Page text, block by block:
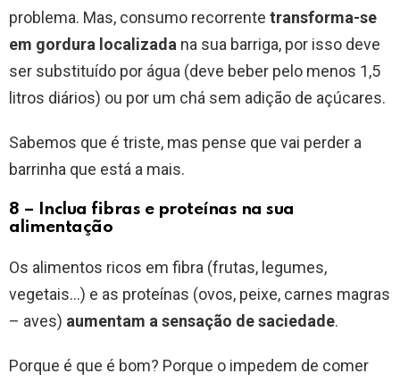
problema. Mas, consumo recorrente transforma-se
em gordura localizada na sua barriga, por isso deve
ser substituído por água (deve beber pelo menos 1,5
litros diários) ou por um chá sem adição de açúcares.
Sabemos que é triste, mas pense que vai perder a
barrinha que está a mais.
8 – Inclua fibras e proteínas na sua
alimentação
Os alimentos ricos em fibra (frutas, legumes,
vegetais…) e as proteínas (ovos, peixe, carnes magras
– aves) aumentam a sensação de saciedade.
Porque é que é bom? Porque o impedem de comer